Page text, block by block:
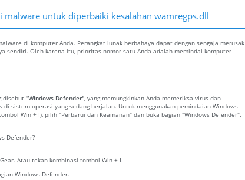
malware untuk diperbaiki kesalahan wamregps.dll
di komputer Anda. Perangkat lunak berbahaya dapat dengan sengaja merusak
sendiri. Oleh karena itu, prioritas nomor satu Anda adalah memindai komputer
disebut "Windows Defender", yang memungkinkan Anda memeriksa virus dan
sistem operasi yang sedang berjalan. Untuk menggunakan pemindaian Windows
Win + I), pilih "Perbarui dan Keamanan" dan buka bagian "Windows Defender".
Defender?
Atau tekan kombinasi tombol Win + I.
Windows Defender.